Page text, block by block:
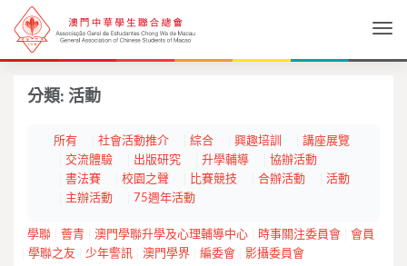
分類: 活動
所有 社會活動推介 綜合 興趣培訓
講座展覽
交流體驗
出版研究 升學輔導
協辦活動
書法賽
校園之聲 比賽競技 合辦活動
活動
主辦活動
75週年活動
學聯 薈青 澳門學聯升學及心理輔導中心 時事關注委員會
會員
學聯之友
少年警訊 澳門學界 編委會
影攝委員會